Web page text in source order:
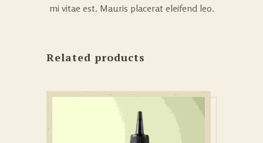
mi vitae est. Mauris placerat eleifend leo.
Related products